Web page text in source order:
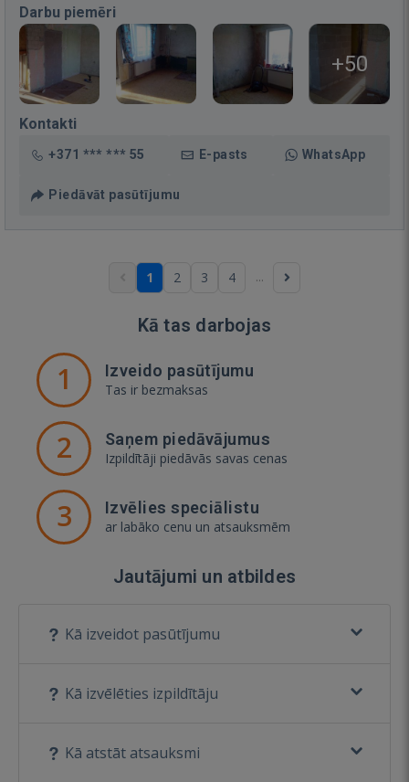
Darbu piemēri
+50
Kontakti
+371 *** *** 55 E-pasts WhatsApp
Piedāvāt pasūtījumu
1 2 3 4 ...
Kā tas darbojas
1 Izveido pasūtījumu
Tas ir bezmaksas
2 Saņem piedāvājumus
Izpildītāji piedāvās savas cenas
3 Izvēlies speciālistu
ar labāko cenu un atsauksmēm
Jautājumi un atbildes
Kā izveidot pasūtījumu
Kā izvēlēties izpildītāju
Kā atstāt atsauksmi